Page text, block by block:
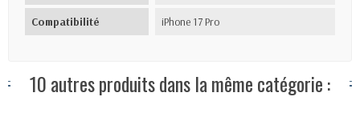
Compatibilité iPhone 17 Pro
10 autres produits dans la même catégorie :